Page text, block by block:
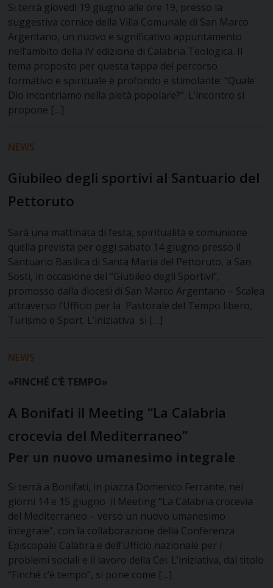
Si terrà giovedì 19 giugno alle ore 19, presso la
suggestiva cornice della Villa Comunale di San Marco
Argentano, un nuovo e significativo appuntamento
nell’ambito della IV edizione di Calabria Teologica. Il
tema proposto per questa tappa del percorso
formativo e spirituale è profondo e stimolante: “Quale
Dio incontriamo nella pietà popolare?”. L’incontro si
propone […]
NEWS
Giubileo degli sportivi al Santuario del
Pettoruto
Sarà una mattinata di festa, spiritualità e comunione
quella prevista per oggi sabato 14 giugno presso il
Santuario Basilica di Santa Maria del Pettoruto, a San
Sosti, in occasione del “Giubileo degli Sportivi”,
promosso dalla diocesi di San Marco Argentano – Scalea
attraverso l’Ufficio per la Pastorale del Tempo libero,
Turismo e Sport. L’iniziativa si […]
NEWS
«FINCHÉ C’È TEMPO»
A Bonifati il Meeting “La Calabria
crocevia del Mediterraneo”
Per un nuovo umanesimo integrale
Si terrà a Bonifati, in piazza Domenico Ferrante, nei
giorni 14 e 15 giugno il Meeting “La Calabria crocevia
del Mediterraneo – verso un nuovo umanesimo
integrale”, con la collaborazione della Conferenza
Episcopale Calabra e dell’Ufficio nazionale per i
problemi sociali e il lavoro della Cei. L’iniziativa, dal titolo
“Finché c’è tempo”, si pone come […]